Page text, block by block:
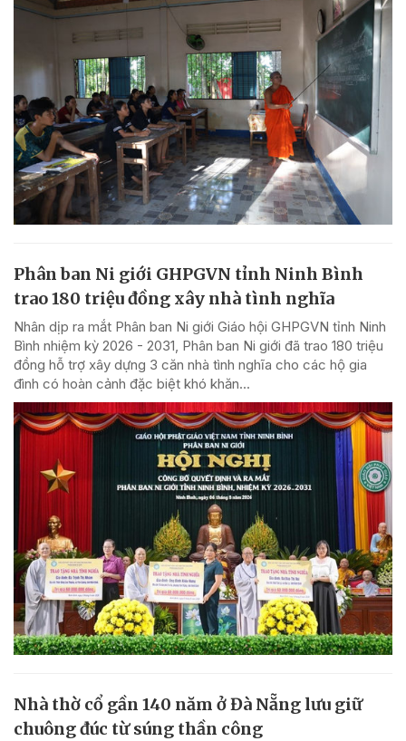
Phân ban Ni giới GHPGVN tỉnh Ninh Bình
trao 180 triệu đồng xây nhà tình nghĩa
Nhân dịp ra mắt Phân ban Ni giới Giáo hội GHPGVN tỉnh Ninh
Bình nhiệm kỳ 2026 - 2031, Phân ban Ni giới đã trao 180 triệu
đồng hỗ trợ xây dựng 3 căn nhà tình nghĩa cho các hộ gia
đình có hoàn cảnh đặc biệt khó khăn...
Nhà thờ cổ gần 140 năm ở Đà Nẵng lưu giữ
chuông đúc từ súng thần công